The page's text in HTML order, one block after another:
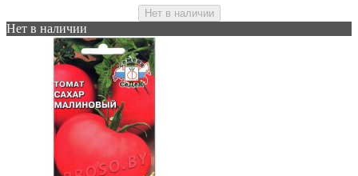
Нет в наличии
Нет в наличии